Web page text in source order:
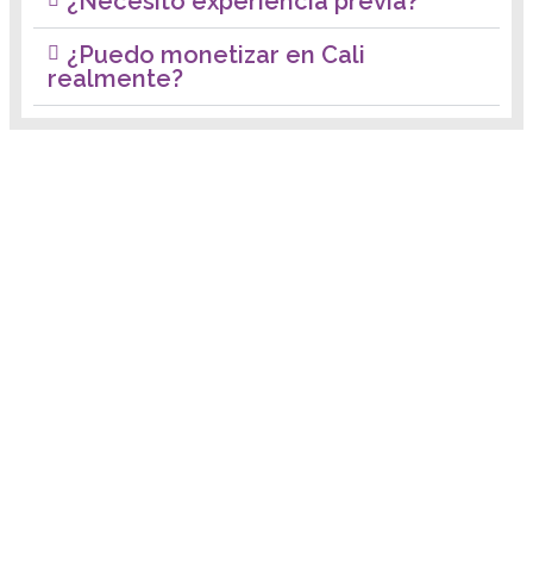
¿Puedo monetizar en Cali
realmente?